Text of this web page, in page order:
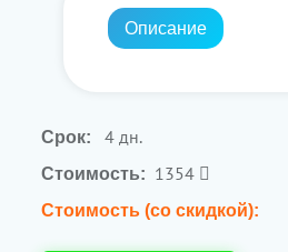
Описание
Срок: 4 дн.
Стоимость: 1354
Стоимость (со скидкой):